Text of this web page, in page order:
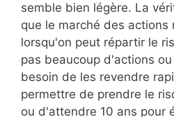
semble bien légère. La
que le marché des
lorsqu'on peut répartir le
pas beaucoup d'actions
besoin de les revendre
permettre de prendre le
ou d'attendre 10 ans pour